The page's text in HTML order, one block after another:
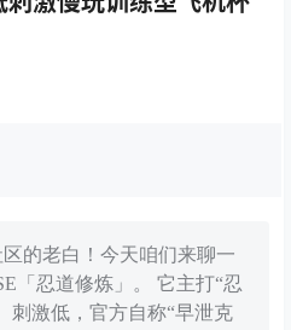
的老白！今天咱们来聊一
忍道修炼」。 它主打“忍
刺激低，官方自称“早泄克